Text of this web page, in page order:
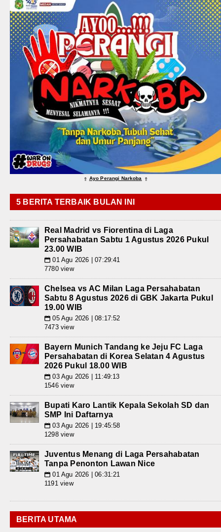
⇑ Ayo Perangi Narkoba ⇑
5 BERITA TERBAIK BULAN INI
Real Madrid vs Fiorentina di Laga
Persahabatan Sabtu 1 Agustus 2026 Pukul
23.00 WIB
📅 01 Agu 2026 | 07:29:41
7780 view
Chelsea vs AC Milan Laga Persahabatan
Sabtu 8 Agustus 2026 di GBK Jakarta Pukul
19.00 WIB
📅 05 Agu 2026 | 08:17:52
7473 view
Bayern Munich Tandang ke Jeju FC Laga
Persahabatan di Korea Selatan 4 Agustus
2026 Pukul 18.00 WIB
📅 03 Agu 2026 | 11:49:13
1546 view
Bupati Karo Lantik Kepala Sekolah SD dan
SMP Ini Daftarnya
📅 03 Agu 2026 | 19:45:58
1298 view
Juventus Menang di Laga Persahabatan
Tanpa Penonton Lawan Nice
📅 01 Agu 2026 | 06:31:21
1191 view
BERITA UTAMA